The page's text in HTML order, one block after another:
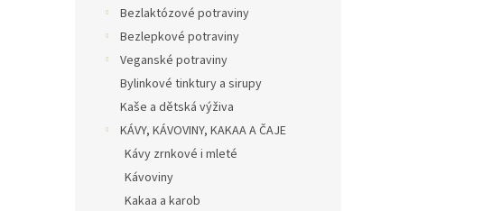
Bezlaktózové potraviny
Bezlepkové potraviny
Veganské potraviny
Bylinkové tinktury a sirupy
Kaše a dětská výživa
KÁVY, KÁVOVINY, KAKAA A ČAJE
Kávy zrnkové i mleté
Kávoviny
Kakaa a karob